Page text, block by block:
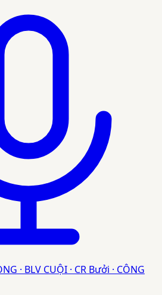
· BLV CUỘI · CR Bưởi · CÔNG